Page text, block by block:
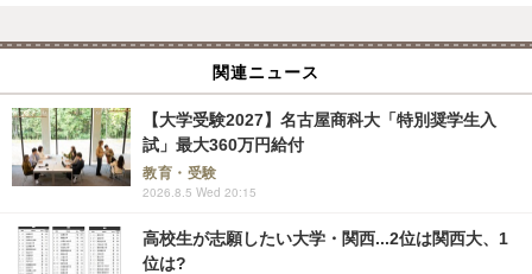
関連ニュース
【大学受験2027】名古屋商科大「特別奨学生入
試」最大360万円給付
教育・受験
2026.8.5 Wed 20:15
高校生が志願したい大学・関西...2位は関西大、1
位は?